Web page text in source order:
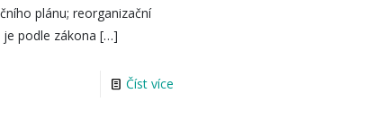
plánu; reorganizační
podle zákona […]
Číst více